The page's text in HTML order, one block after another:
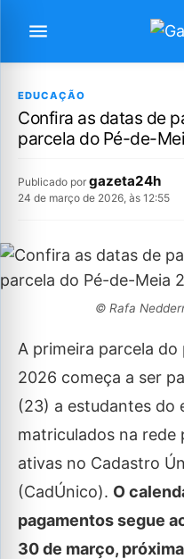
EDUCAÇÃO
Confira as datas de
parcela do Pé-de-
Publicado por gazeta24h
24 de março de 2026, às 12:55
© Rafa
A primeira parcela
2026 começa a ser
(23) a estudantes do
matriculados na rede
ativas no Cadastro
(CadÚnico). O
pagamentos segue
30 de março,